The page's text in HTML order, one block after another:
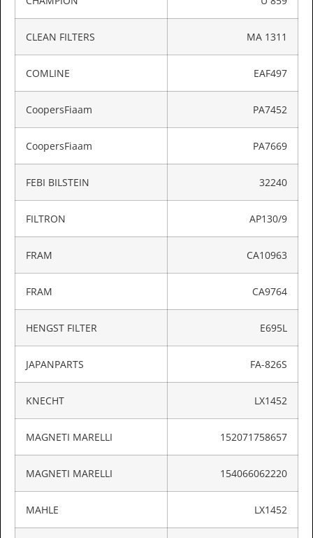
CLEAN FILTERS MA 1311
COMLINE EAF497
CoopersFiaam PA7452
CoopersFiaam PA7669
FEBI BILSTEIN 32240
FILTRON AP130/9
FRAM CA10963
FRAM CA9764
HENGST FILTER E695L
JAPANPARTS FA-826S
KNECHT LX1452
MAGNETI MARELLI 152071758657
MAGNETI MARELLI 154066062220
MAHLE LX1452